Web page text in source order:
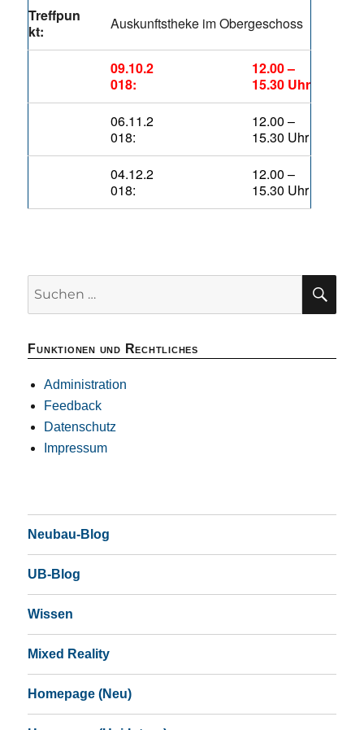
Treffpun
kt:
Auskunftstheke im Obergeschoss
09.10.2
018:
12.00 –
15.30 Uhr
06.11.2
018:
12.00 –
15.30 Uhr
04.12.2
018:
12.00 –
15.30 Uhr
Funktionen und Rechtliches
Administration
Feedback
Datenschutz
Impressum
Neubau-Blog
UB-Blog
Wissen
Mixed Reality
Homepage (Neu)